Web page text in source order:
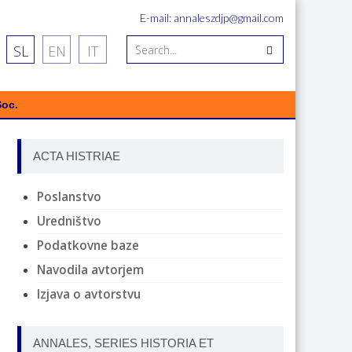
E-mail: annaleszdjp@gmail.com
SL EN IT
ACTA HISTRIAE
Poslanstvo
Uredništvo
Podatkovne baze
Navodila avtorjem
Izjava o avtorstvu
ANNALES, SERIES HISTORIA ET